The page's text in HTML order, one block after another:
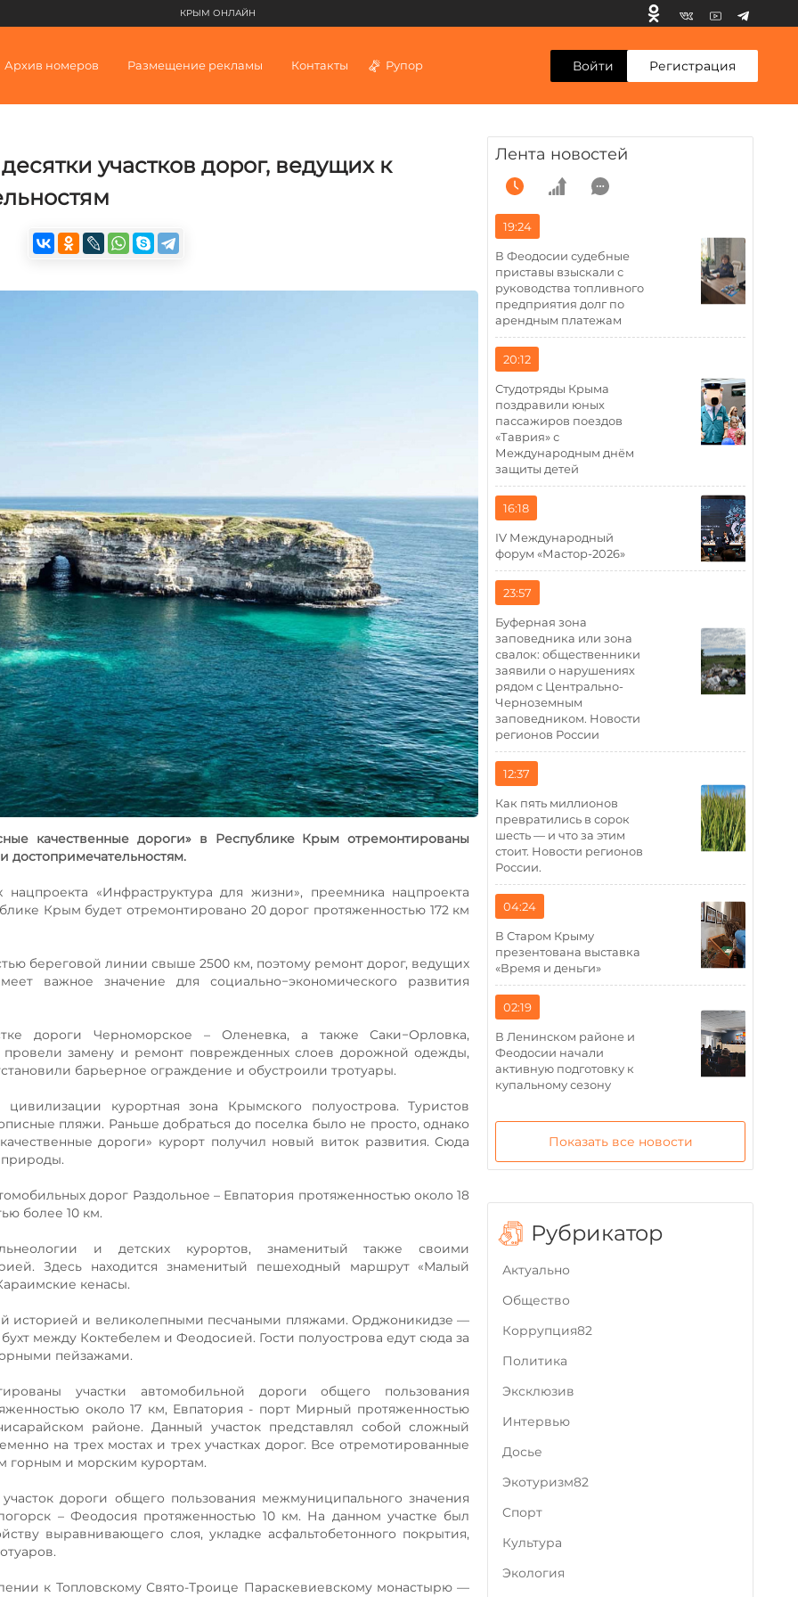
КРЫМ ОНЛАЙН
Архив номеров Размещение рекламы Контакты Рупор Войти Регистрация
участков дорог, ведущих к
качественные дороги» в Республике Крым отремонтированы
достопримечательностям.
«Инфраструктура для жизни», преемника нацпроекта
Крым будет отремонтировано 20 дорог протяженностью 172 км
береговой линии свыше 2500 км, поэтому ремонт дорог, ведущих
важное значение для социально−экономического развития
дороги Черноморское – Оленевка, а также Саки−Орловка,
замену и ремонт поврежденных слоев дорожной одежды,
барьерное ограждение и обустроили тротуары.
курортная зона Крымского полуострова. Туристов
пляжи. Раньше добраться до поселка было не просто, однако
дороги» курорт получил новый виток развития. Сюда
дорог Раздольное – Евпатория протяженностью около 18
более 10 км.
и детских курортов, знаменитый также своими
Здесь находится знаменитый пешеходный маршрут «Малый
кенасы.
историей и великолепными песчаными пляжами. Орджоникидзе —
между Коктебелем и Феодосией. Гости полуострова едут сюда за
пейзажами.
участки автомобильной дороги общего пользования
около 17 км, Евпатория - порт Мирный протяженностью
районе. Данный участок представлял собой сложный
на трех мостах и трех участках дорог. Все отремотированные
горным и морским курортам.
дороги общего пользования межмуниципального значения
– Феодосия протяженностью 10 км. На данном участке был
выравнивающего слоя, укладке асфальтобетонного покрытия,
к Топловскому Свято-Троице Параскевиевскому монастырю —
Лента новостей
19:24
В Феодосии судебные
приставы взыскали с
руководства топливного
предприятия долг по
арендным платежам
20:12
Студотряды Крыма
поздравили юных
пассажиров поездов
«Таврия» с
Международным днём
защиты детей
16:18
IV Международный
форум «Мастор-2026»
23:57
Буферная зона
заповедника или зона
свалок: общественники
заявили о нарушениях
рядом с Центрально-
Черноземным
заповедником. Новости
регионов России
12:37
Как пять миллионов
превратились в сорок
шесть — и что за этим
стоит. Новости регионов
России.
04:24
В Старом Крыму
презентована выставка
«Время и деньги»
02:19
В Ленинском районе и
Феодосии начали
активную подготовку к
купальному сезону
Показать все новости
Рубрикатор
Актуально
Общество
Коррупция82
Политика
Эксклюзив
Интервью
Досье
Экотуризм82
Cпорт
Культура
Экология